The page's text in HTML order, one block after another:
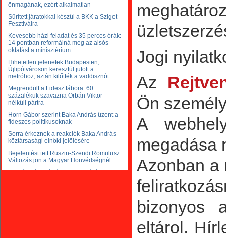
Jogi
Az
Ön
A
megadása
Azonban a
bizonyos
eltárol.